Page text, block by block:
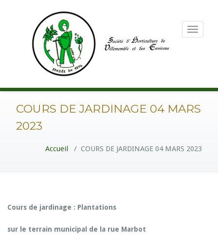
Toggle
COURS DE JARDINAGE 04 MARS
2023
Accueil / COURS DE JARDINAGE 04 MARS 2023
Cours de jardinage : Plantations
sur le terrain municipal de la rue Marbot